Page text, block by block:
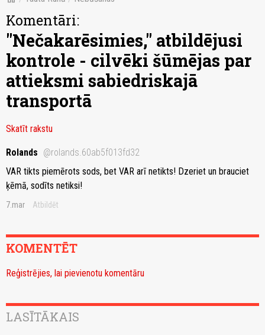
Komentāri:
"Nečakarēsimies," atbildējusi
kontrole - cilvēki šūmējas par
attieksmi sabiedriskajā
transportā
Skatīt rakstu
Rolands @rolands.60ab5f013fd32
VAR tikts piemērots sods, bet VAR arī netikts! Dzeriet un brauciet
ķēmā, sodīts netiksi!
7.mar Atbildēt
KOMENTĒT
Reģistrējies, lai pievienotu komentāru
LASĪTĀKAIS